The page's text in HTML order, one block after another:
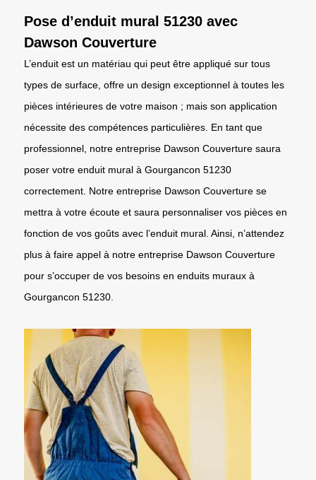
Pose d’enduit mural 51230 avec
Dawson Couverture
L’enduit est un matériau qui peut être appliqué sur tous
types de surface, offre un design exceptionnel à toutes les
pièces intérieures de votre maison ; mais son application
nécessite des compétences particulières. En tant que
professionnel, notre entreprise Dawson Couverture saura
poser votre enduit mural à Gourgancon 51230
correctement. Notre entreprise Dawson Couverture se
mettra à votre écoute et saura personnaliser vos pièces en
fonction de vos goûts avec l’enduit mural. Ainsi, n’attendez
plus à faire appel à notre entreprise Dawson Couverture
pour s’occuper de vos besoins en enduits muraux à
Gourgancon 51230.